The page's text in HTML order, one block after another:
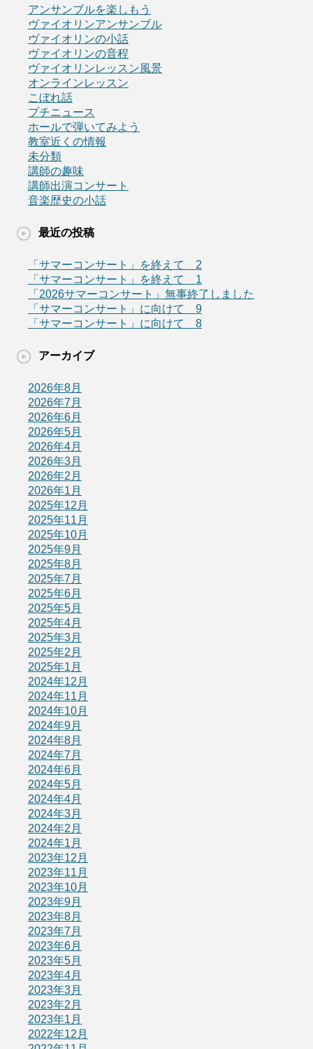
アンサンブルを楽しもう
ヴァイオリンアンサンブル
ヴァイオリンの小話
ヴァイオリンの音程
ヴァイオリンレッスン風景
オンラインレッスン
こぼれ話
プチニュース
ホールで弾いてみよう
教室近くの情報
未分類
講師の趣味
講師出演コンサート
音楽歴史の小話
最近の投稿
「サマーコンサート」を終えて 2
「サマーコンサート」を終えて 1
「2026サマーコンサート」無事終了しました
「サマーコンサート」に向けて 9
「サマーコンサート」に向けて 8
アーカイブ
2026年8月
2026年7月
2026年6月
2026年5月
2026年4月
2026年3月
2026年2月
2026年1月
2025年12月
2025年11月
2025年10月
2025年9月
2025年8月
2025年7月
2025年6月
2025年5月
2025年4月
2025年3月
2025年2月
2025年1月
2024年12月
2024年11月
2024年10月
2024年9月
2024年8月
2024年7月
2024年6月
2024年5月
2024年4月
2024年3月
2024年2月
2024年1月
2023年12月
2023年11月
2023年10月
2023年9月
2023年8月
2023年7月
2023年6月
2023年5月
2023年4月
2023年3月
2023年2月
2023年1月
2022年12月